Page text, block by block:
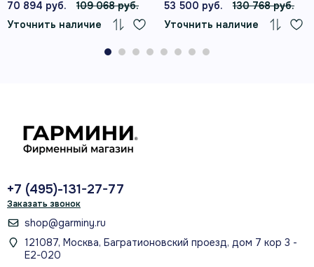
Навигация по картам TopoActive
смартфона.
ремешком
70 894 руб.
109 068 руб.
Уточнить наличие
53 500 руб.
130 768 руб.
Уточнить наличие
+7 (495)-131-27-77
Заказать звонок
shop@garminy.ru
121087, Москва, Багратионовский проезд, дом 7 кор 3 -
Е2-020